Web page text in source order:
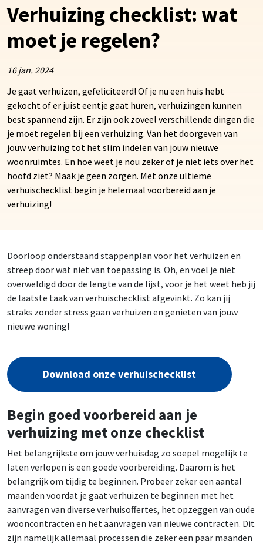
Verhuizing checklist: wat
moet je regelen?
16 jan. 2024
Je gaat verhuizen, gefeliciteerd! Of je nu een huis hebt
gekocht of er juist eentje gaat huren, verhuizingen kunnen
best spannend zijn. Er zijn ook zoveel verschillende dingen die
je moet regelen bij een verhuizing. Van het doorgeven van
jouw verhuizing tot het slim indelen van jouw nieuwe
woonruimtes. En hoe weet je nou zeker of je niet iets over het
hoofd ziet? Maak je geen zorgen. Met onze ultieme
verhuischecklist begin je helemaal voorbereid aan je
verhuizing!
Doorloop onderstaand stappenplan voor het verhuizen en
streep door wat niet van toepassing is. Oh, en voel je niet
overweldigd door de lengte van de lijst, voor je het weet heb jij
de laatste taak van verhuischecklist afgevinkt. Zo kan jij
straks zonder stress gaan verhuizen en genieten van jouw
nieuwe woning!
Download onze verhuischecklist
Begin goed voorbereid aan je
verhuizing met onze checklist
Het belangrijkste om jouw verhuisdag zo soepel mogelijk te
laten verlopen is een goede voorbereiding. Daarom is het
belangrijk om tijdig te beginnen. Probeer zeker een aantal
maanden voordat je gaat verhuizen te beginnen met het
aanvragen van diverse verhuisoffertes, het opzeggen van oude
wooncontracten en het aanvragen van nieuwe contracten. Dit
zijn namelijk allemaal processen die zeker een paar maanden